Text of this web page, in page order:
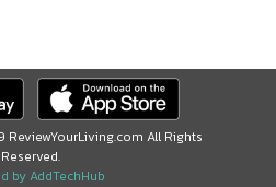
All Rights
Reserved.
by AddTechHub